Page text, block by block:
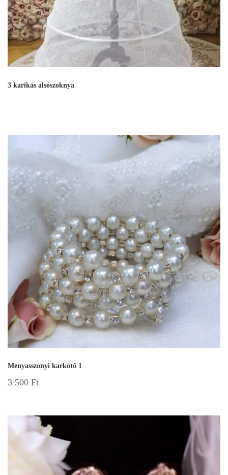
3 karikás alsószoknya
Menyasszonyi karkötő 1
3 500 Ft